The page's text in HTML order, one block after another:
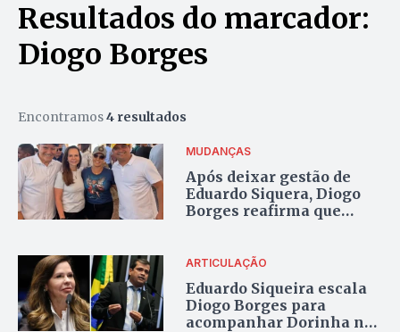
Resultados do marcador:
Diogo Borges
Encontramos4 resultados
MUDANÇAS
Após deixar gestão de
Eduardo Siquera, Diogo
Borges reafirma que
estadual
ARTICULAÇÃO
Eduardo Siqueira escala
Diogo Borges para
acompanhar Dorinha no